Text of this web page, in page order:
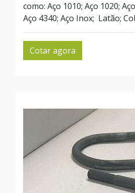
como: Aço 1010; Aço 1020;
Aço 4340; Aço Inox; Latão;
Cotar agora